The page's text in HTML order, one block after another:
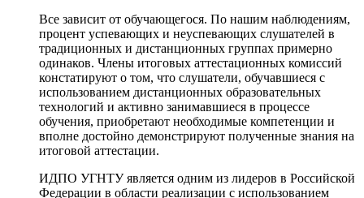
Все зависит от обучающегося. По нашим наблюдениям,
процент успевающих и неуспевающих слушателей в
традиционных и дистанционных группах примерно
одинаков. Члены итоговых аттестационных комиссий
констатируют о том, что слушатели, обучавшиеся с
использованием дистанционных образовательных
технологий и активно занимавшиеся в процессе
обучения, приобретают необходимые компетенции и
вполне достойно демонстрируют полученные знания на
итоговой аттестации.
ИДПО УГНТУ является одним из лидеров в Российской
Федерации в области реализации с использованием